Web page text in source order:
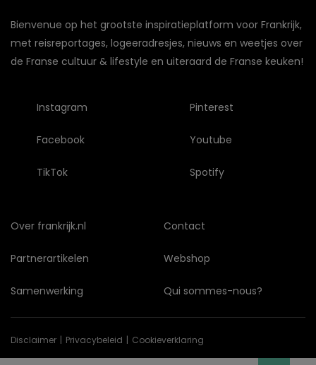
Bienvenue op het grootste inspiratieplatform voor Frankrijk,
met reisreportages, logeeradresjes, nieuws en weetjes over
de Franse cultuur & lifestyle en uiteraard de Franse keuken!
Instagram
Facebook
TikTok
Pinterest
Youtube
Spotify
Over frankrijk.nl
Partnerartikelen
Samenwerking
Contact
Webshop
Qui sommes-nous?
© Copyright 2026 frankrijk.nl
Disclaimer Privacybeleid Cookieverklaring